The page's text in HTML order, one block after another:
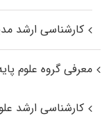
کارشناسی ارشد
معرفی گروه علوم
کارشناسی ارشد